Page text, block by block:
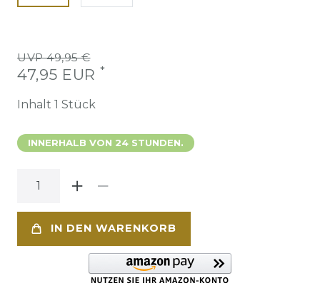
UVP 49,95 €
47,95 EUR *
Inhalt 1 Stück
INNERHALB VON 24 STUNDEN.
IN DEN WARENKORB